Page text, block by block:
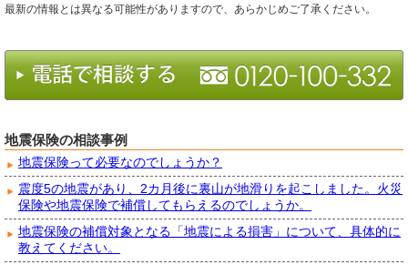
最新の情報とは異なる可能性がありますので、あらかじめご了承ください。
地震保険の相談事例
地震保険って必要なのでしょうか？
震度5の地震があり、2カ月後に裏山が地滑りを起こしました。火災
保険や地震保険で補償してもらえるのでしょうか。
地震保険の補償対象となる「地震による損害」について、具体的に
教えてください。